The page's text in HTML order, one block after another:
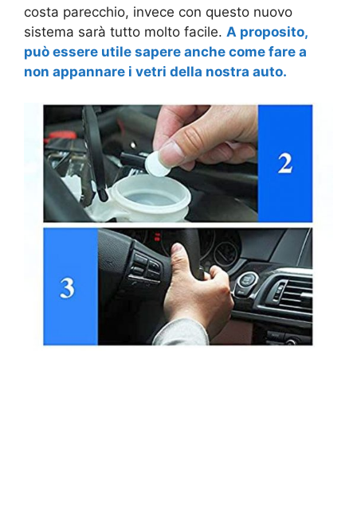
costa parecchio, invece con questo nuovo
sistema sarà tutto molto facile. A proposito,
può essere utile sapere anche come fare a
non appannare i vetri della nostra auto.